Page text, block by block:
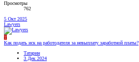
Просмотры
762
5 Окт 2025
Lawyers
Т
Как подать иск на работодателя за невыплату заработной платы?
Татарин
3 Дек 2024